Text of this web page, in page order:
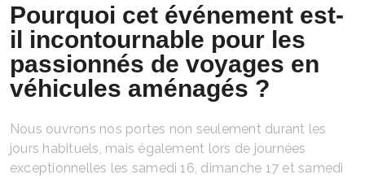
Pourquoi cet événement est-
il incontournable pour les
passionnés de voyages en
véhicules aménagés ?
Nous ouvrons nos portes non seulement durant les
jours habituels, mais également lors de journées
exceptionnelles les samedi 16, dimanche 17 et samedi